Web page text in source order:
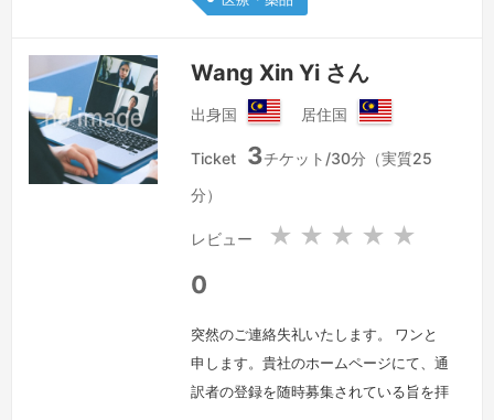
す。各省庁や医療機関、外国人を雇用し
Wang Xin Yi さん
出身国
レ
ア
居住国
レ
ア
Ticket 3チケット/30分（実質25
分）
レビュー ★ ★ ★ ★ ★
0
突然のご連絡失礼いたします。 ワンと
申します。貴社のホームページにて、通
訳者の登録を随時募集されている旨を拝